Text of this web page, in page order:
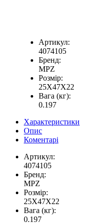
Артикул:
4074105
Бренд:
MPZ
Розмір:
25X47X22
Вага (кг):
0.197
Характеристики
Опис
Коментарі
Артикул:
4074105
Бренд:
MPZ
Розмір:
25X47X22
Вага (кг):
0.197